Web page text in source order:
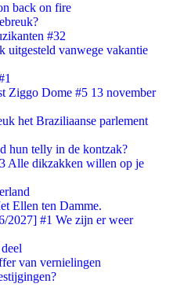
back on fire
#32
uitgesteld vanwege vakantie
Ziggo Dome #5 13 november
het Braziliaanse parlement
hun telly in de kontzak?
Alle dikzakken willen op je
Ellen ten Damme.
2027] #1 We zijn er weer
van vernielingen